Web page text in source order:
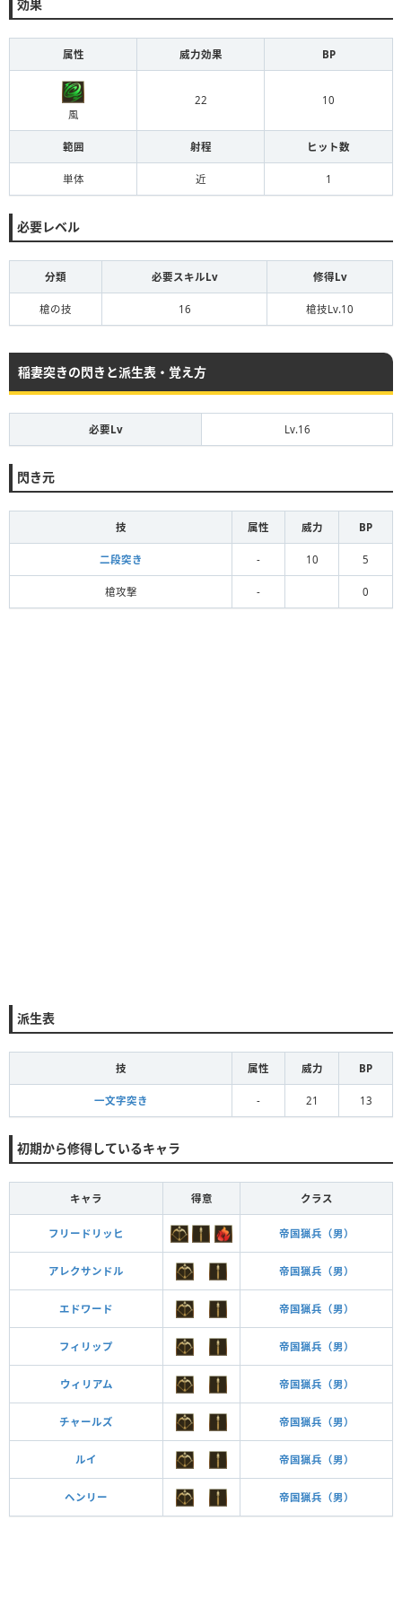
効果
属性 威力効果 BP
風
22 10
範囲 射程 ヒット数
単体 近 1
必要レベル
分類 必要スキルLv 修得Lv
槍の技 16 槍技Lv.10
稲妻突きの閃きと派生表・覚え方
必要Lv Lv.16
閃き元
技 属性 威力 BP
二段突き - 10 5
槍攻撃 - 0
派生表
技 属性 威力 BP
一文字突き - 21 13
初期から修得しているキャラ
キャラ 得意 クラス
フリードリッヒ 帝国猟兵（男）
アレクサンドル 帝国猟兵（男）
エドワード 帝国猟兵（男）
フィリップ 帝国猟兵（男）
ウィリアム 帝国猟兵（男）
チャールズ 帝国猟兵（男）
ルイ 帝国猟兵（男）
ヘンリー 帝国猟兵（男）